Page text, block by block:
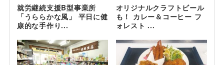
就労継続支援B型事業所
「うららかな風」 平日に健
康的な手作り...
オリジナルクラフトビール
も！ カレー＆コーヒー フ
ォレスト ...